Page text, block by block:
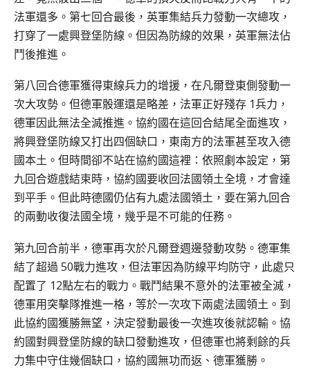
法軍還多。第七回合最後，英軍集結兵力發動一次總攻，
打穿了一處興登堡防線。但因為防線的效果，英軍無法佔
鬥後推進。
第八回合德軍獲得東線兵力的增援，在凡爾登東側發動一
次大攻勢。但德軍骰運還是略差，法軍正好殘存 1兵力，
德軍因此無法全滅推進。協約國在這回合結尾全面進攻，
將興登堡防線又打出四個缺口，東南方的法軍甚至攻入德
國本土。但時間卻不站在協約國這裡：依照劇本設定，第
九回合遊戲結束時，協約國要收回法國領土全境，才會達
到平手。但此時德國仍佔有九處法國領土，要在第九回合
的兩動收復法國全境，幾乎是不可能的任務。
第九回合前半，德軍再次於凡爾登週邊發動攻勢。德軍集
結了超過 50戰力進攻，但法軍因為防線平均防守，此處只
配置了 12點左右的戰力。戰鬥結果不意外的法軍被全滅，
德軍用突擊隊推進一格，等於一次攻下兩處法國領土。到
此協約國獲勝無望，決定發動最後一次進攻後就認輸。協
約國對興登堡防線的缺口發動進攻，但德軍也將剩餘的兵
力集中守住幾個缺口，協約國無功而返、德軍獲勝。